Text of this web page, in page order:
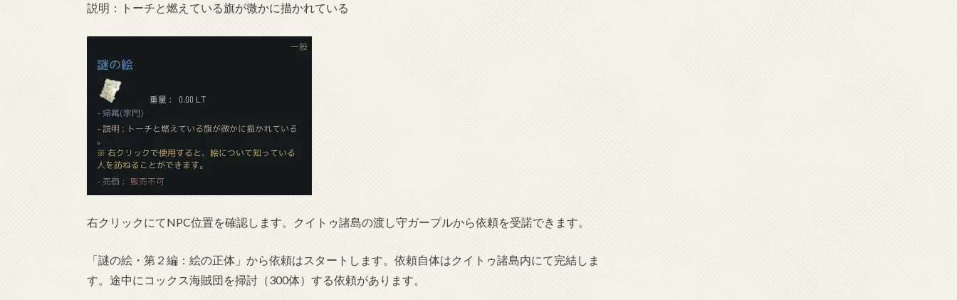
説明：トーチと燃えている旗が微かに描かれている
右クリックにてNPC位置を確認します。クイトゥ諸島の渡し守ガープルから依頼を受諾できます。
「謎の絵・第２編：絵の正体」から依頼はスタートします。依頼自体はクイトゥ諸島内にて完結しま
す。途中にコックス海賊団を掃討（300体）する依頼があります。